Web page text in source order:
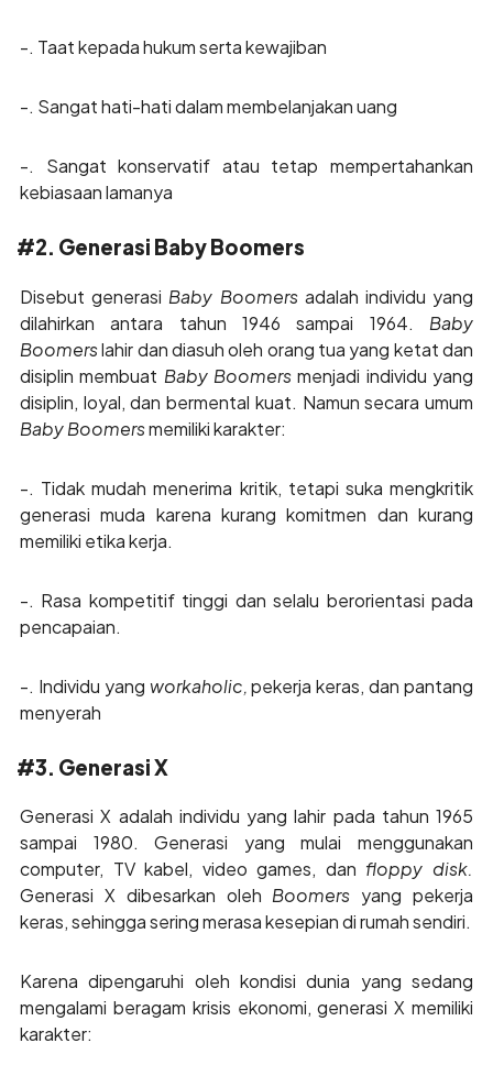
-. Taat kepada hukum serta kewajiban
-. Sangat hati-hati dalam membelanjakan uang
-. Sangat konservatif atau tetap mempertahankan
kebiasaan lamanya
#2. Generasi Baby Boomers
Disebut generasi Baby Boomersadalah individu yang
dilahirkan antara tahun 1946 sampai 1964. Baby
Boomerslahir dan diasuh oleh orang tua yang ketat dan
disiplin membuat Baby Boomersmenjadi individu yang
disiplin, loyal, dan bermental kuat. Namun secara umum
Baby Boomersmemiliki karakter:
-. Tidak mudah menerima kritik, tetapi suka mengkritik
generasi muda karena kurang komitmen dan kurang
memiliki etika kerja.
-. Rasa kompetitif tinggi dan selalu berorientasi pada
pencapaian.
-. Individu yang workaholic,pekerja keras, dan pantang
menyerah
#3. Generasi X
Generasi X adalah individu yang lahir pada tahun 1965
sampai 1980. Generasi yang mulai menggunakan
computer, TV kabel, video games, dan floppy disk.
Generasi X dibesarkan olehBoomers yang pekerja
keras, sehingga sering merasa kesepian di rumah sendiri.
Karena dipengaruhi oleh kondisi dunia yang sedang
mengalami beragam krisis ekonomi, generasi X memiliki
karakter: